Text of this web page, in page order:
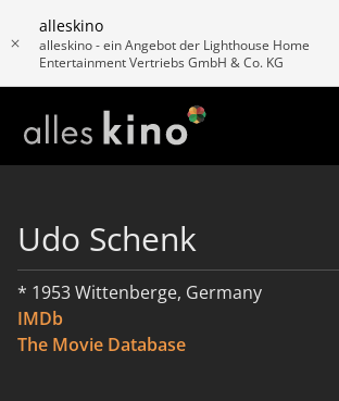
alleskino
alleskino - ein Angebot der Lighthouse Home
Entertainment Vertriebs GmbH & Co. KG
Udo Schenk
* 1953 Wittenberge, Germany
IMDb
The Movie Database